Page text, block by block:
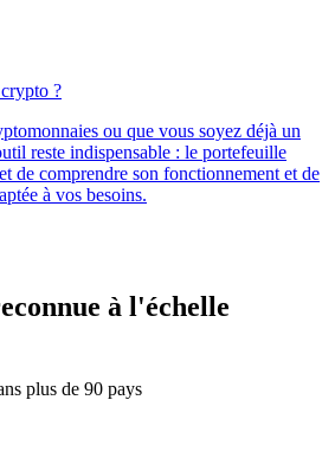
?
ou que vous soyez déjà un
reste indispensable : le portefeuille
de comprendre son fonctionnement et de
à vos besoins.
à l'échelle
plus de 90 pays